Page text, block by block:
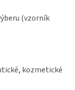
(vzorník
kozmetické